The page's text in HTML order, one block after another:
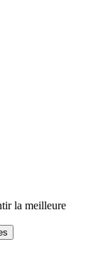
la meilleure